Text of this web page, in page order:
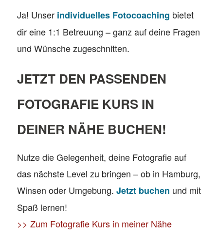
Ja! Unser individuelles Fotocoaching bietet
dir eine 1:1 Betreuung – ganz auf deine Fragen
und Wünsche zugeschnitten.
JETZT DEN PASSENDEN
FOTOGRAFIE KURS IN
DEINER NÄHE BUCHEN!
Nutze die Gelegenheit, deine Fotografie auf
das nächste Level zu bringen – ob in Hamburg,
Winsen oder Umgebung. Jetzt buchen und mit
Spaß lernen!
>> Zum Fotografie Kurs in meiner Nähe